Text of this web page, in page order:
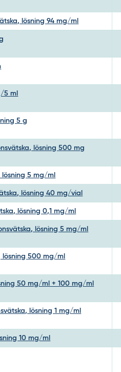
lösning 94 mg/ml
5 ml
5 g
lösning 500 mg
5 mg/ml
lösning 40 mg/vial
lösning 0,1 mg/ml
lösning 5 mg/ml
lösning 500 mg/ml
50 mg/ml + 100 mg/ml
lösning 1 mg/ml
10 mg/ml